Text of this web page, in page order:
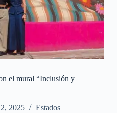
el mural “Inclusión y
2025 Estados